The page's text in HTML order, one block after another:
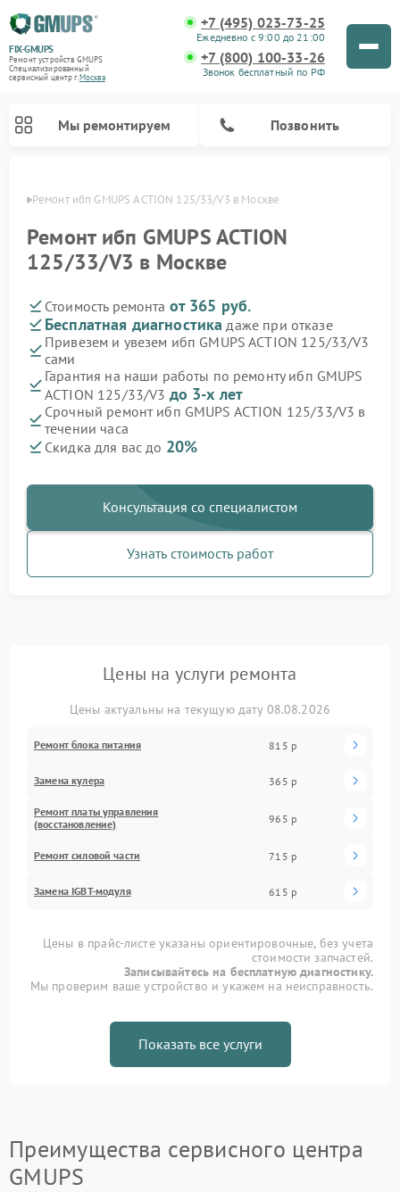
FIX-GMUPS
Ремонт устройств GMUPS
Специализированный
cервисный центр г.Москва
+7 (495) 023-73-25
Ежедневно с 9:00 до 21:00
+7 (800) 100-33-26
Звонок бесплатный по РФ
Мы ремонтируем Позвонить
Ремонт ибп GMUPS ACTION 125/33/V3 в Москве
Ремонт ибп GMUPS ACTION
125/33/V3 в Москве
Стоимость ремонта от 365 руб.
Бесплатная диагностика даже при отказе
Привезем и увезем ибп GMUPS ACTION 125/33/V3
сами
Гарантия на наши работы по ремонту ибп GMUPS
ACTION 125/33/V3 до 3-х лет
Срочный ремонт ибп GMUPS ACTION 125/33/V3 в
течении часа
Скидка для вас до 20%
Консультация со специалистом
Узнать стоимость работ
Цены на услуги ремонта
Цены актуальны на текущую дату 08.08.2026
Ремонт блока питания 815 р
Замена кулера 365 р
Ремонт платы управления
(восстановление)
965 р
Ремонт силовой части 715 р
Замена IGBT-модуля 615 р
Цены в прайс-листе указаны ориентировочные, без учета
стоимости запчастей.
Записывайтесь на бесплатную диагностику.
Мы проверим ваше устройство и укажем на неисправность.
Показать все услуги
Преимущества сервисного центра
GMUPS